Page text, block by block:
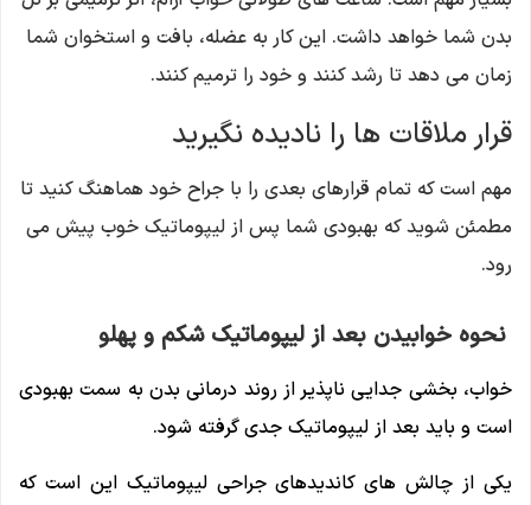
بدن شما خواهد داشت. این کار به عضله، بافت و استخوان شما
زمان می‌ دهد تا رشد کنند و خود را ترمیم کنند.
قرار ملاقات ها را نادیده نگیرید
مهم است که تمام قرارهای بعدی را با جراح خود هماهنگ کنید تا
مطمئن شوید که بهبودی شما پس از لیپوماتیک خوب پیش می
رود.
نحوه خوابیدن بعد از لیپوماتیک شکم و پهلو
خواب، بخشی جدایی ناپذیر از روند درمانی بدن به سمت بهبودی
است و باید بعد از لیپوماتیک جدی گرفته شود.
یکی از چالش ‌های کاندیدهای جراحی لیپوماتیک این است که